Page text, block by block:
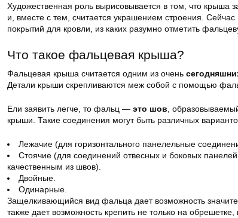
Художественная роль вырисовывается в том, что крыша
и, вместе с тем, считается украшением строения.
покрытий для кровли, из каких разумно отметить
Что такое фальцевая крыша?
Фальцевая крыша считается одним из очень
Детали крыши скрепливаются меж собой с помощью
Ели заявить легче, то фальц — это шов,
крыши. Такие соединения могут быть различных
Лежачие (для горизонтального панелельные
Стоячие (для соединений отвесных и боковых
качественным из швов).
Двойные.
Одинарные.
Защелкивающийся вид фальца дает возможность
также дает возможность крепить не только на